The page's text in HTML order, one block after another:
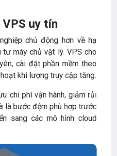
uy tín
chủ động hơn về hạ
tư máy chủ vật lý. VPS cho
cài đặt phần mềm theo
khi lượng truy cập tăng.
chi phí vận hành, giảm rủi
là bước đệm phù hợp trước
sang các mô hình cloud